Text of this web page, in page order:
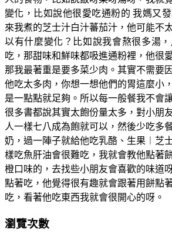
變化，比如說他很愛吃通粉的 我媽又
來我煮的芝士汁白汁蕃茄汁，他可能不
以有什麼變化？比如說我會熬很多湯
吃，那甜味和鮮味都吸進通粉裡，他很
那我最著重是要多菜少肉。其實不需要
他吃太多肉，你想一想他們的胃這麼小
是一點點就足夠。所以每一般餐我不會
很多書都說其實太飽份量太多，對小朋
人一樣七八成為飽就可以，然後少吃多
奶，過一陣子就給他吃乳酪、生果︱芝
樣吃魚肝油會很難吃，我就會教他點著
橙口味的，去找些小朋友會喜歡的味道
點著吃，他覺得很有趣就會跟著用餅點
吃，看著他吃東西我就會很開心的呀。
瀏覽次數